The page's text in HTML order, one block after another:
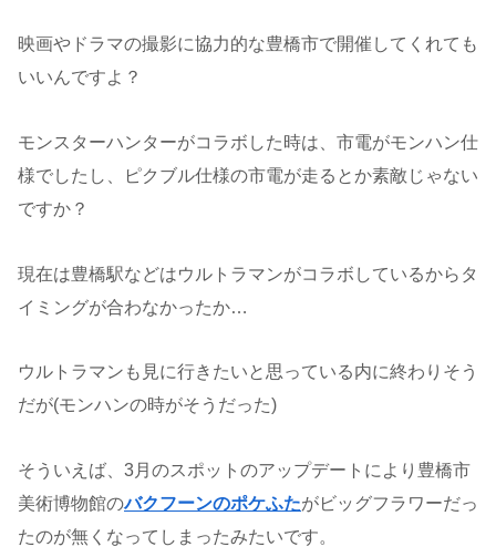
映画やドラマの撮影に協力的な豊橋市で開催してくれても
いいんですよ？
モンスターハンターがコラボした時は、市電がモンハン仕
様でしたし、ピクブル仕様の市電が走るとか素敵じゃない
ですか？
現在は豊橋駅などはウルトラマンがコラボしているからタ
イミングが合わなかったか…
ウルトラマンも見に行きたいと思っている内に終わりそう
だが(モンハンの時がそうだった)
そういえば、3月のスポットのアップデートにより豊橋市
美術博物館のバクフーンのポケふたがビッグフラワーだっ
たのが無くなってしまったみたいです。